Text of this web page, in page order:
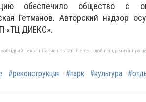
обеспечило общество с
Гетманов. Авторский надзор
«ТЦ ДИЕКС».
текст і натисніть Ctrl + Enter, щоб повідомити про
#реконструкция #парк #культура